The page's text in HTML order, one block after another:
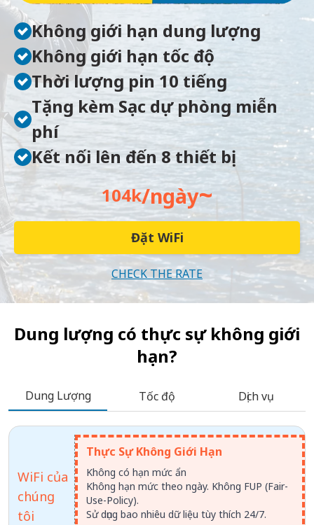
Không giới hạn dung lượng
Không giới hạn tốc độ
Thời lượng pin 10 tiếng
Tặng kèm Sạc dự phòng miễn
phí
Kết nối lên đến 8 thiết bị
104k/ngày~
Đặt WiFi
CHECK THE RATE
Dung lượng có thực sự không giới
hạn?
Dung Lượng Tốc độ Dịch vụ
WiFi của
chúng
tôi
Thực Sự Không Giới Hạn
Không có hạn mức ẩn
Không hạn mức theo ngày. Không FUP (Fair-
Use-Policy).
Sử dụng bao nhiêu dữ liệu tùy thích 24/7.